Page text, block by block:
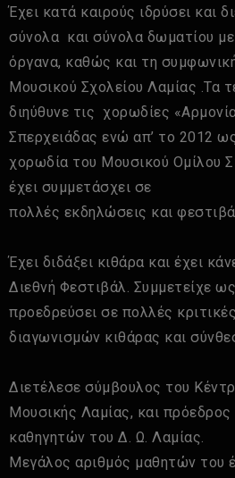
Έχει κατά καιρούς ιδρύσει και
σύνολα και σύνολα δωματίου
όργανα, καθώς και τη
Μουσικού Σχολείου Λαμίας .Τα
διηύθυνε τις χορωδίες
Σπερχειάδας ενώ απ’ το 2012
χορωδία του Μουσικού Ομίλου
έχει συμμετάσχει σε
πολλές εκδηλώσεις και
Έχει διδάξει κιθάρα και έχει
Διεθνή Φεστιβάλ. Συμμετείχε
προεδρεύσει σε πολλές
διαγωνισμών κιθάρας και
Διετέλεσε σύμβουλος του
Μουσικής Λαμίας, και
καθηγητών του Δ. Ω. Λαμίας.
Μεγάλος αριθμός μαθητών του